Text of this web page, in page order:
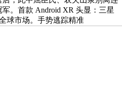
。首款 Android XR 头显：三星
球市场。手势逃踪精准